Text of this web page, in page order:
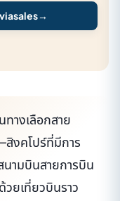
→
ทางเลือกสาย
สิงคโปร์ที่มีการ
ามบินสายการบิน
วยเที่ยวบินราว